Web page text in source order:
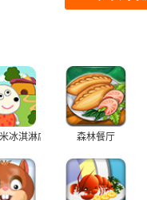
冰淇淋店 森林餐厅